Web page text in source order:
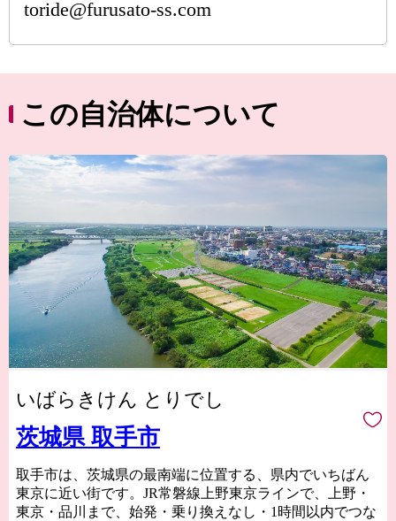
toride@furusato-ss.com
この自治体について
いばらきけん とりでし
茨城県 取手市
取手市は、茨城県の最南端に位置する、県内でいちばん
東京に近い街です。JR常磐線上野東京ラインで、上野・
東京・品川まで、始発・乗り換えなし・1時間以内でつな